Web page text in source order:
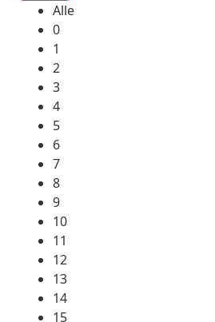
Alle
0
1
2
3
4
5
6
7
8
9
10
11
12
13
14
15